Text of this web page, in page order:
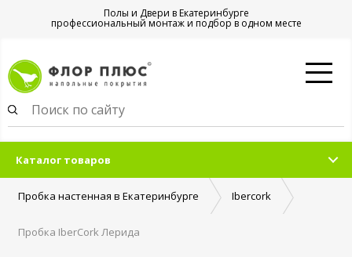
Полы и Двери в Екатеринбурге
профессиональный монтаж и подбор в одном месте
Каталог товаров
Пробка настенная в Екатеринбурге Ibercork
Пробка IberCork Лерида